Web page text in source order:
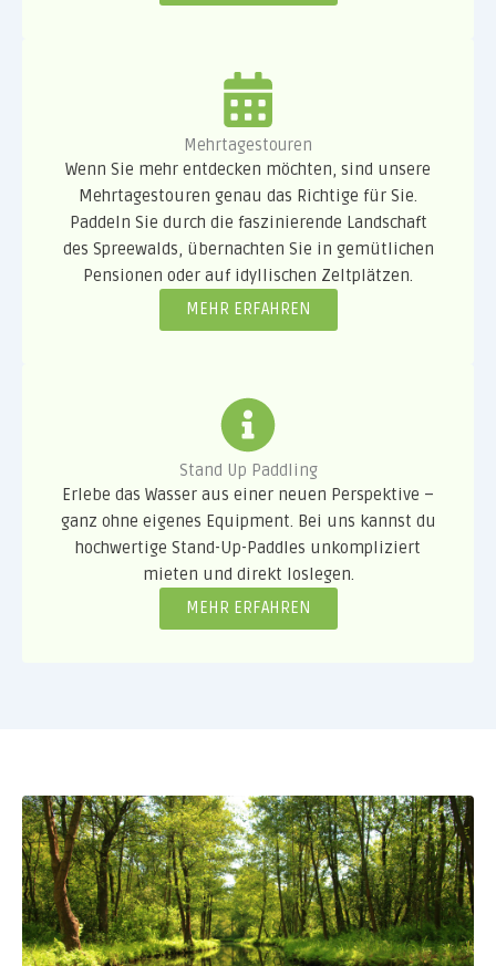
Mehrtagestouren
Wenn Sie mehr entdecken möchten, sind unsere
Mehrtagestouren genau das Richtige für Sie.
Paddeln Sie durch die faszinierende Landschaft
des Spreewalds, übernachten Sie in gemütlichen
Pensionen oder auf idyllischen Zeltplätzen.
MEHR ERFAHREN
Stand Up Paddling
Erlebe das Wasser aus einer neuen Perspektive –
ganz ohne eigenes Equipment. Bei uns kannst du
hochwertige Stand-Up-Paddles unkompliziert
mieten und direkt loslegen.
MEHR ERFAHREN